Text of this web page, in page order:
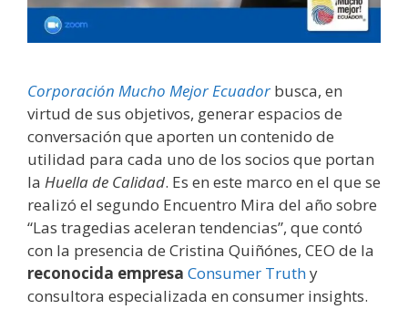
Corporación Mucho Mejor Ecuadorbusca, en
virtud de sus objetivos, generar espacios de
conversación que aporten un contenido de
utilidad para cada uno de los socios que portan
la Huella de Calidad. Es en este marco en el que se
realizó el segundo Encuentro Mira del año sobre
“Las tragedias aceleran tendencias”, que contó
con la presencia de Cristina Quiñónes, CEO de la
reconocida empresa Consumer Truthy
consultora especializada en consumer insights.